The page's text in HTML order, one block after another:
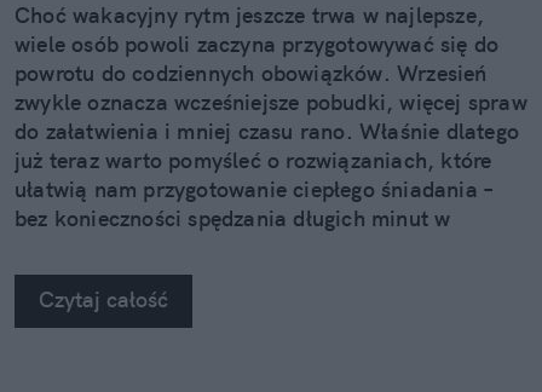
Choć wakacyjny rytm jeszcze trwa w najlepsze,
wiele osób powoli zaczyna przygotowywać się do
powrotu do codziennych obowiązków. Wrzesień
zwykle oznacza wcześniejsze pobudki, więcej spraw
do załatwienia i mniej czasu rano. Właśnie dlatego
już teraz warto pomyśleć o rozwiązaniach, które
ułatwią nam przygotowanie ciepłego śniadania –
bez konieczności spędzania długich minut w
Czytaj całość